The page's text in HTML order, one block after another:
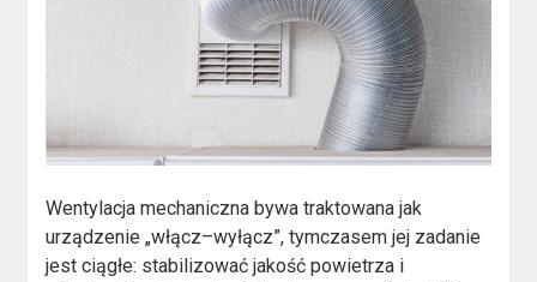
Wentylacja mechaniczna bywa traktowana jak
urządzenie „włącz–wyłącz”, tymczasem jej zadanie
jest ciągłe: stabilizować jakość powietrza i